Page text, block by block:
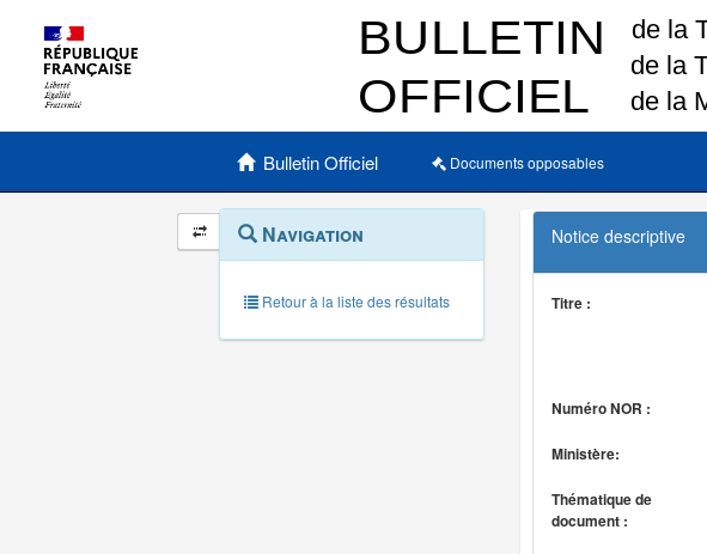
Menu principal
Bulletin Officiel Documents opposables
Navigation
et
outils
annexes
Menu
contextuel
Navigation
Retour à la liste des résultats
Notice descriptive
Titre :
Numéro NOR :
Ministère:
Thématique de
document :